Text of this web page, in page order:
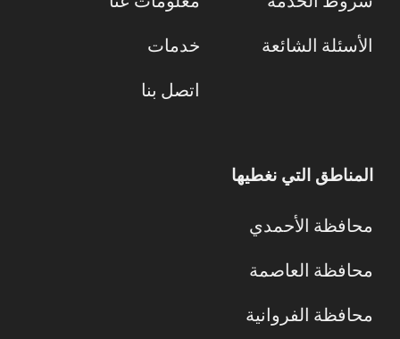
الأسئلة الشائعة
خدمات
اتصل بنا
المناطق التي نغطيها
محافظة الأحمدي
محافظة العاصمة
محافظة الفروانية